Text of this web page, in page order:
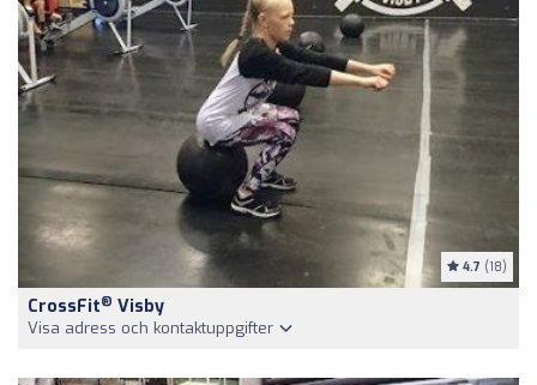
4.7 (18)
CrossFit® Visby
Visa adress och kontaktuppgifter